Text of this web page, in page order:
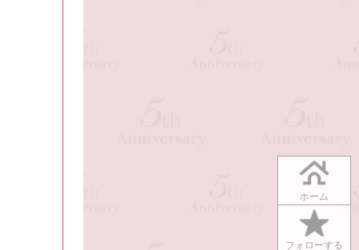
ホーム
フォローする